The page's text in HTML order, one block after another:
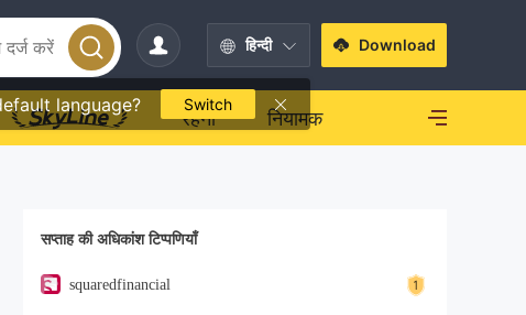
हिन्दी
language? Switch
Download
रहना नियामक
सप्ताह की अधिकांश टिप्पणियाँ
squaredfinancial